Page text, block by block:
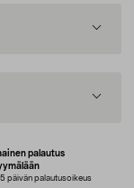
palautus
päivän palautusoikeus